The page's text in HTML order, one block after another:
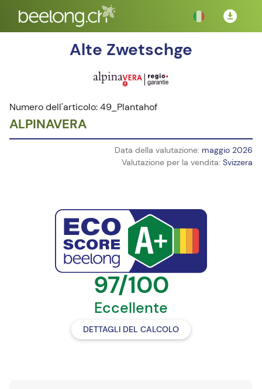
Alte Zwetschge
Numero dell'articolo: 49_Plantahof
ALPINAVERA
Data della valutazione: maggio 2026
Valutazione per la vendita: Svizzera
97/100
Eccellente
DETTAGLI DEL CALCOLO